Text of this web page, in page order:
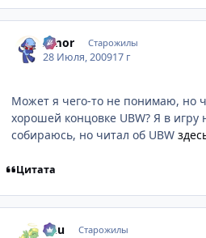
Amor Старожилы
28 Июля, 200917 г
Может я чего-то не понимаю, но
хорошей концовке UBW? Я в игру
собираюсь, но читал об UBW
Цитата
Кuu Старожилы